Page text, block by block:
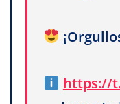
https://